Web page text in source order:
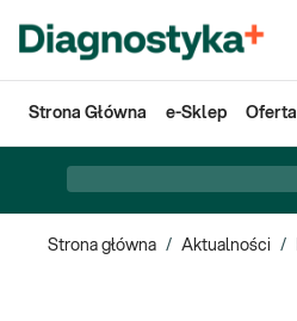
Strona Główna e-Sklep Oferta
Strona główna / Aktualności /